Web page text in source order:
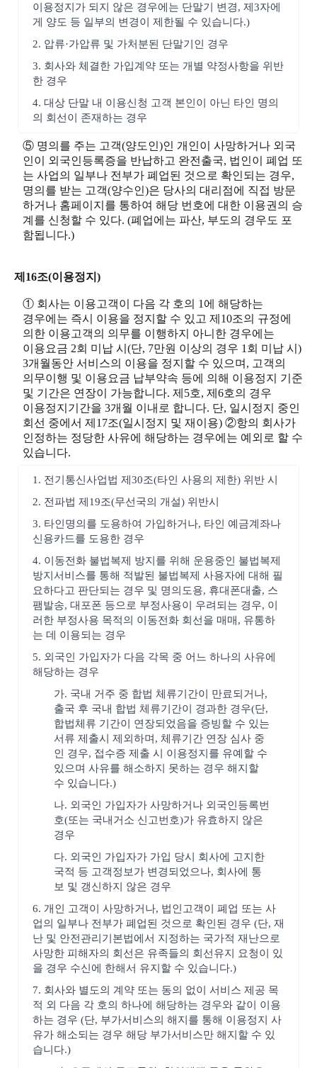
이용정지가 되지 않은 경우에는 단말기 변경, 제3자에
게 양도 등 일부의 변경이 제한될 수 있습니다.)
2. 압류·가압류 및 가처분된 단말기인 경우
3. 회사와 체결한 가입계약 또는 개별 약정사항을 위반
한 경우
4. 대상 단말 내 이용신청 고객 본인이 아닌 타인 명의
의 회선이 존재하는 경우
⑤ 명의를 주는 고객(양도인)인 개인이 사망하거나 외국
인이 외국인등록증을 반납하고 완전출국, 법인이 폐업 또
는 사업의 일부나 전부가 폐업된 것으로 확인되는 경우,
명의를 받는 고객(양수인)은 당사의 대리점에 직접 방문
하거나 홈페이지를 통하여 해당 번호에 대한 이용권의 승
계를 신청할 수 있다. (폐업에는 파산, 부도의 경우도 포
함됩니다.)
제16조(이용정지)
① 회사는 이용고객이 다음 각 호의 1에 해당하는
경우에는 즉시 이용을 정지할 수 있고 제10조의 규정에
의한 이용고객의 의무를 이행하지 아니한 경우에는
이용요금 2회 미납 시(단, 7만원 이상의 경우 1회 미납 시)
3개월동안 서비스의 이용을 정지할 수 있으며, 고객의
의무이행 및 이용요금 납부약속 등에 의해 이용정지 기준
및 기간은 연장이 가능합니다. 제5호, 제6호의 경우
이용정지기간을 3개월 이내로 합니다. 단, 일시정지 중인
회선 중에서 제17조(일시정지 및 재이용) ②항의 회사가
인정하는 정당한 사유에 해당하는 경우에는 예외로 할 수
있습니다.
1. 전기통신사업법 제30조(타인 사용의 제한) 위반 시
2. 전파법 제19조(무선국의 개설) 위반시
3. 타인명의를 도용하여 가입하거나, 타인 예금계좌나
신용카드를 도용한 경우
4. 이동전화 불법복제 방지를 위해 운용중인 불법복제
방지서비스를 통해 적발된 불법복제 사용자에 대해 필
요하다고 판단되는 경우 및 명의도용, 휴대폰대출, 스
팸발송, 대포폰 등으로 부정사용이 우려되는 경우, 이
러한 부정사용 목적의 이동전화 회선을 매매, 유통하
는 데 이용되는 경우
5. 외국인 가입자가 다음 각목 중 어느 하나의 사유에
해당하는 경우
가. 국내 거주 중 합법 체류기간이 만료되거나,
출국 후 국내 합법 체류기간이 경과한 경우(단,
합법체류 기간이 연장되었음을 증빙할 수 있는
서류 제출시 제외하며, 체류기간 연장 심사 중
인 경우, 접수증 제출 시 이용정지를 유예할 수
있으며 사유를 해소하지 못하는 경우 해지할
수 있습니다.)
나. 외국인 가입자가 사망하거나 외국인등록번
호(또는 국내거소 신고번호)가 유효하지 않은
경우
다. 외국인 가입자가 가입 당시 회사에 고지한
국적 등 고객정보가 변경되었으나, 회사에 통
보 및 갱신하지 않은 경우
6. 개인 고객이 사망하거나, 법인고객이 폐업 또는 사
업의 일부나 전부가 폐업된 것으로 확인된 경우 (단, 재
난 및 안전관리기본법에서 지정하는 국가적 재난으로
사망한 피해자의 회선은 유족들의 회선유지 요청이 있
을 경우 수신에 한해서 유지할 수 있습니다.)
7. 회사와 별도의 계약 또는 동의 없이 서비스 제공 목
적 외 다음 각 호의 하나에 해당하는 경우와 같이 이용
하는 경우 (단, 부가서비스의 해지를 통해 이용정지 사
유가 해소되는 경우 해당 부가서비스만 해지할 수 있
습니다.)